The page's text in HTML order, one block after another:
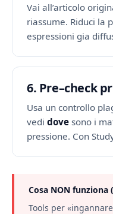
Vai all’articolo
riassume. Riduci la
espressioni gia
6. Pre–check
Usa un controllo
vedi dove sono i
pressione. Con
Cosa NON funziona
Tools per